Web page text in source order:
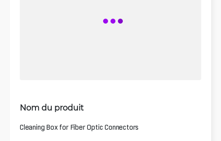
Nom du produit
Cleaning Box for Fiber Optic Connectors